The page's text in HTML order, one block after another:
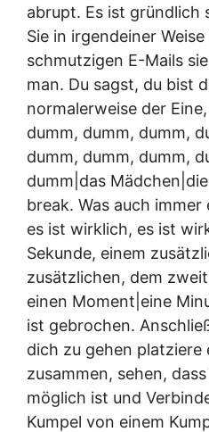
abrupt. Es ist gründlich
Sie in irgendeiner
schmutzigen E-Mails
man. Du sagst, du bist
normalerweise der
dumm, dumm, dumm,
dumm, dumm, dumm,
dumm|das
break. Was auch
es ist wirklich, es ist
Sekunde, einem
zusätzlichen, dem
einen Moment|eine
ist gebrochen.
dich zu gehen platziere
zusammen, sehen,
möglich ist und
Kumpel von einem